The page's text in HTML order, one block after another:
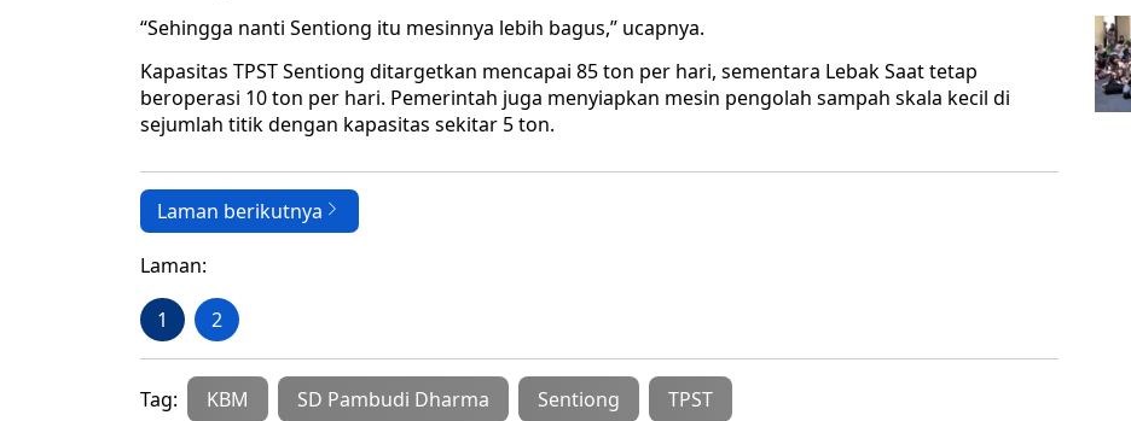
“Sehingga nanti Sentiong itu mesinnya lebih bagus,” ucapnya.
Kapasitas TPST Sentiong ditargetkan mencapai 85 ton per hari, sementara Lebak Saat tetap
beroperasi 10 ton per hari. Pemerintah juga menyiapkan mesin pengolah sampah skala kecil di
sejumlah titik dengan kapasitas sekitar 5 ton.
Laman berikutnya
Laman:
1 2
Tag: KBM SD Pambudi Dharma Sentiong TPST